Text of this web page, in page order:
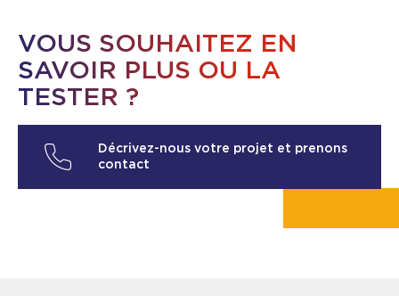
VOUS SOUHAITEZ EN
SAVOIR PLUS OU LA
TESTER ?
Décrivez-nous votre projet et prenons
contact